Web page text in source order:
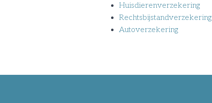
Huisdierenverzekering
Rechtsbijstandverzekering
Autoverzekering